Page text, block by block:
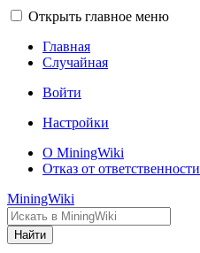
Открыть главное меню
Главная
Случайная
Войти
Настройки
О MiningWiki
Отказ от ответственности
MiningWiki
Найти